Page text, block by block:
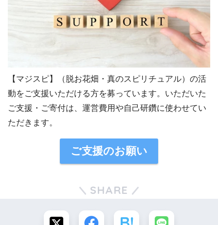
【マジスピ】（脱お花畑・真のスピリチュアル）の活
動をご支援いただける方を募っています。いただいた
ご支援・ご寄付は、運営費用や自己研鑽に使わせてい
ただきます。
ご支援のお願い
SHARE